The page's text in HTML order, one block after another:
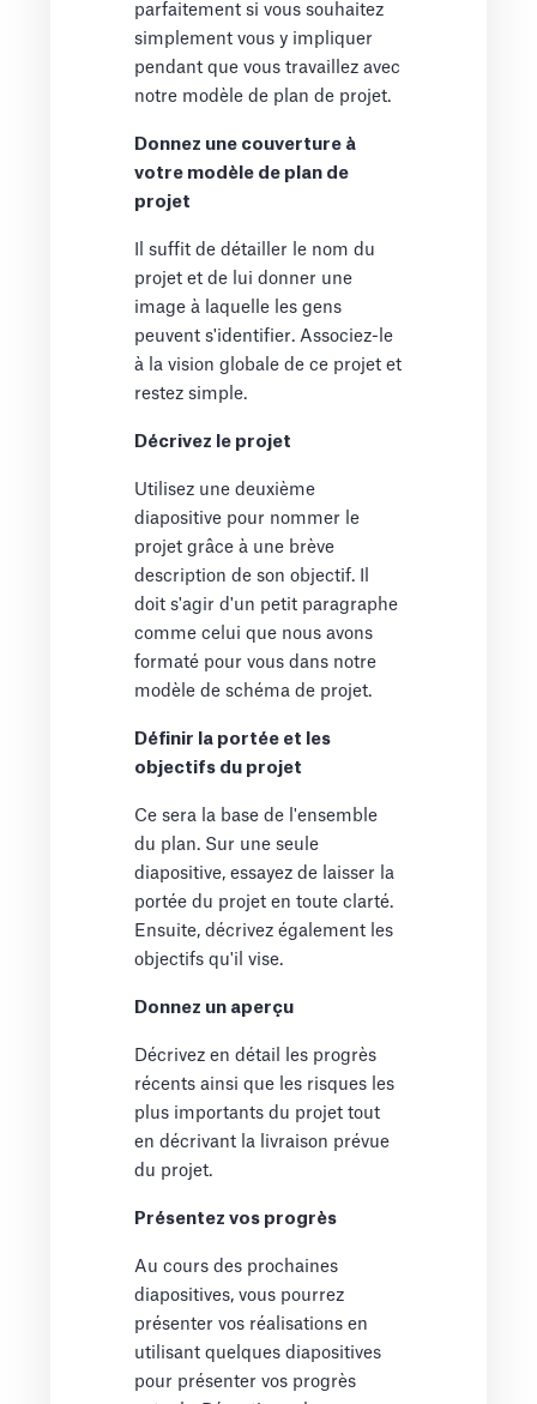
parfaitement si vous souhaitez
simplement vous y impliquer
pendant que vous travaillez avec
notre modèle de plan de projet.
Donnez une couverture à
votre modèle de plan de
projet
Il suffit de détailler le nom du
projet et de lui donner une
image à laquelle les gens
peuvent s'identifier. Associez-le
à la vision globale de ce projet et
restez simple.
Décrivez le projet
Utilisez une deuxième
diapositive pour nommer le
projet grâce à une brève
description de son objectif. Il
doit s'agir d'un petit paragraphe
comme celui que nous avons
formaté pour vous dans notre
modèle de schéma de projet.
Définir la portée et les
objectifs du projet
Ce sera la base de l'ensemble
du plan. Sur une seule
diapositive, essayez de laisser la
portée du projet en toute clarté.
Ensuite, décrivez également les
objectifs qu'il vise.
Donnez un aperçu
Décrivez en détail les progrès
récents ainsi que les risques les
plus importants du projet tout
en décrivant la livraison prévue
du projet.
Présentez vos progrès
Au cours des prochaines
diapositives, vous pourrez
présenter vos réalisations en
utilisant quelques diapositives
pour présenter vos progrès